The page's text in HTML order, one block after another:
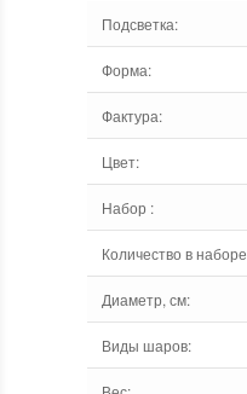
Подсветка:
Форма:
Фактура:
Цвет:
Набор :
Количество в наборе
Диаметр, см:
Виды шаров: